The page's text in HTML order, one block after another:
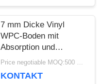
7 mm Dicke Vinyl
WPC-Boden mit
Absorption und
Geräuschreduzierung Price negotiable MOQ:500 Quadratmeter
KONTAKT